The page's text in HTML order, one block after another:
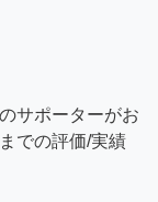
サポーターがお
での評価/実績